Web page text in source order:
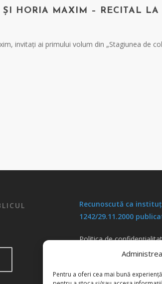
Pentru a oferi cea mai bună
HORIA MAXIM – RECITAL LA
invitați ai primului volum din „Stagiunea de
Recunoscută ca
1242/29.11.2000
Politica de
Politica de cookies